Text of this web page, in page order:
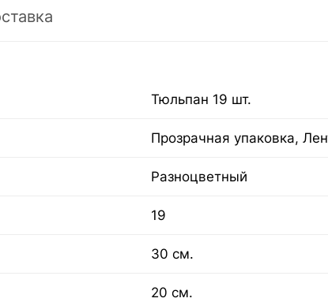
Тюльпан 19 шт.
Прозрачная упаковка,
Разноцветный
19
30 см.
20 см.